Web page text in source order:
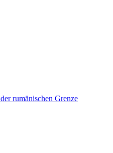
rumänischen Grenze